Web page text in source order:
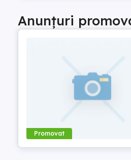
Anunțuri
Promovat